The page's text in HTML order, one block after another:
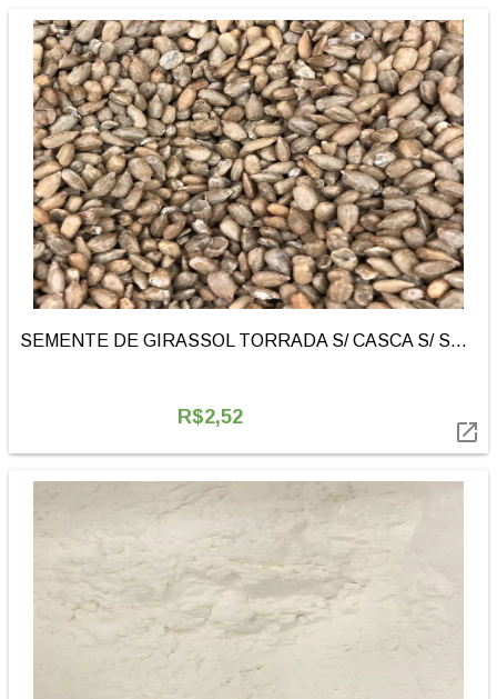
SEMENTE DE GIRASSOL TORRADA S/ CASCA S/ SAL | 100g
R$2,52
